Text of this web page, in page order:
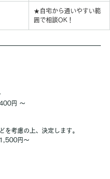
★自宅から通いやすい範
囲で相談OK！
円 〜
を考慮の上、決定します。
円～